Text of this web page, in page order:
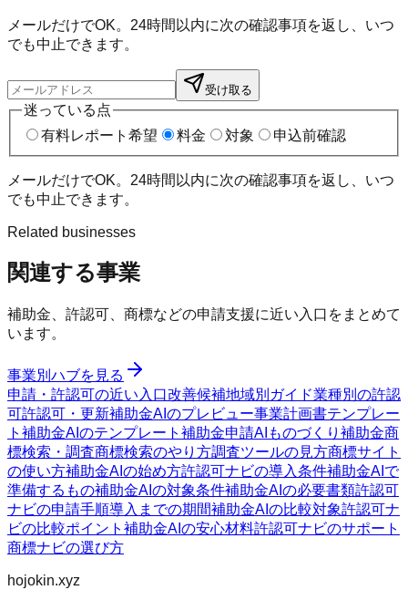
メールだけでOK。24時間以内に次の確認事項を返し、いつ
でも中止できます。
受け取る
迷っている点
有料レポート希望
料金 対象 申込前確認
メールだけでOK。24時間以内に次の確認事項を返し、いつ
でも中止できます。
Related businesses
関連する事業
補助金、許認可、商標などの申請支援に近い入口をまとめて
います。
事業別ハブを見る
申請・許認可の近い入口改善候補地域別ガイド業種別の許認
可許認可・更新補助金AIのプレビュー事業計画書テンプレー
ト 補助金AIのテンプレート 補助金申請AI ものづくり補助金商
標検索・調査商標検索のやり方調査ツールの見方商標サイト
の使い方補助金AIの始め方許認可ナビの導入条件補助金AIで
準備するもの補助金AIの対象条件補助金AIの必要書類許認可
ナビの申請手順導入までの期間補助金AIの比較対象許認可ナ
ビの比較ポイント 補助金AIの安心材料許認可ナビのサポート
商標ナビの選び方
hojokin.xyz